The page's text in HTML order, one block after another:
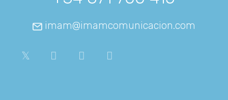
imam@imamcomunicacion.com